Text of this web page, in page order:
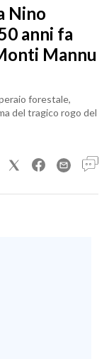
Nino
anni fa
Mannu
forestale,
del tragico rogo del